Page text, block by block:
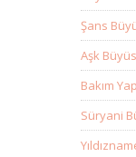
Şans
Aşk
Bakım
Süryani